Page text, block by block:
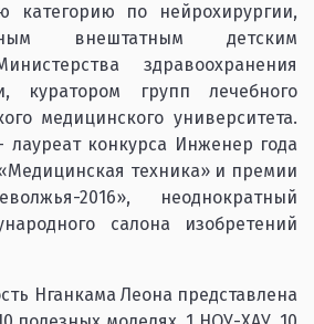
категорию по нейрохирургии,
внештатным детским
здравоохранения
куратором групп лечебного
медицинского университета.
конкурса Инженер года
техника» и премии
2016», неоднократный
салона изобретений
Нганкама Леона представлена